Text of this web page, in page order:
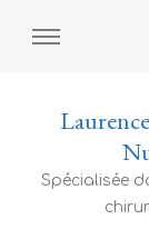
Spécialisée